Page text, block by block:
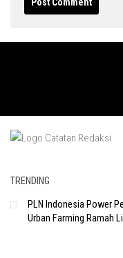
TRENDING
PLN Indonesia Power
Urban Farming Ramah